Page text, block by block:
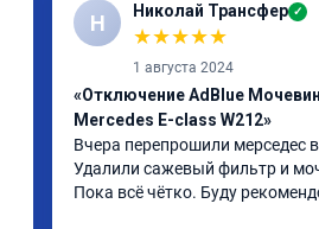
Н Николай Трансфер ✓
★★★★★
1 августа 2024
«Отключение AdBlue
Mercedes E-class W212»
Вчера перепрошили мерседес
Удалили сажевый фильтр и
Пока всё чётко. Буду